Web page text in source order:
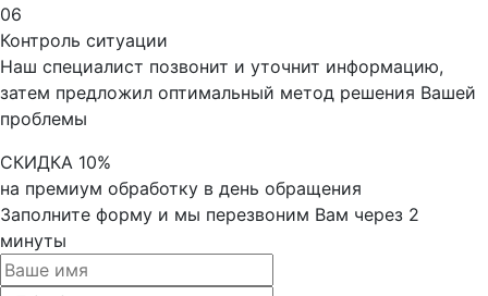
06
Контроль ситуации
Наш специалист позвонит и уточнит информацию,
затем предложил оптимальный метод решения Вашей
проблемы
СКИДКА 10%
на премиум обработку в день обращения
Заполните форму и мы перезвоним Вам через 2
минуты